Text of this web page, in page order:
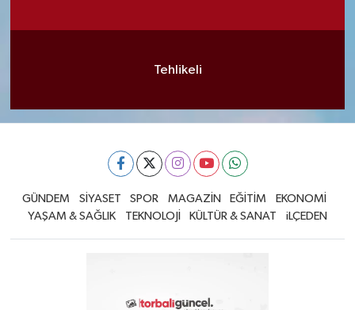
Tehlikeli
GÜNDEM SİYASET SPOR MAGAZİN EĞİTİM
EKONOMİ
YAŞAM & SAĞLIK
TEKNOLOJİ KÜLTÜR & SANAT iLÇEDEN